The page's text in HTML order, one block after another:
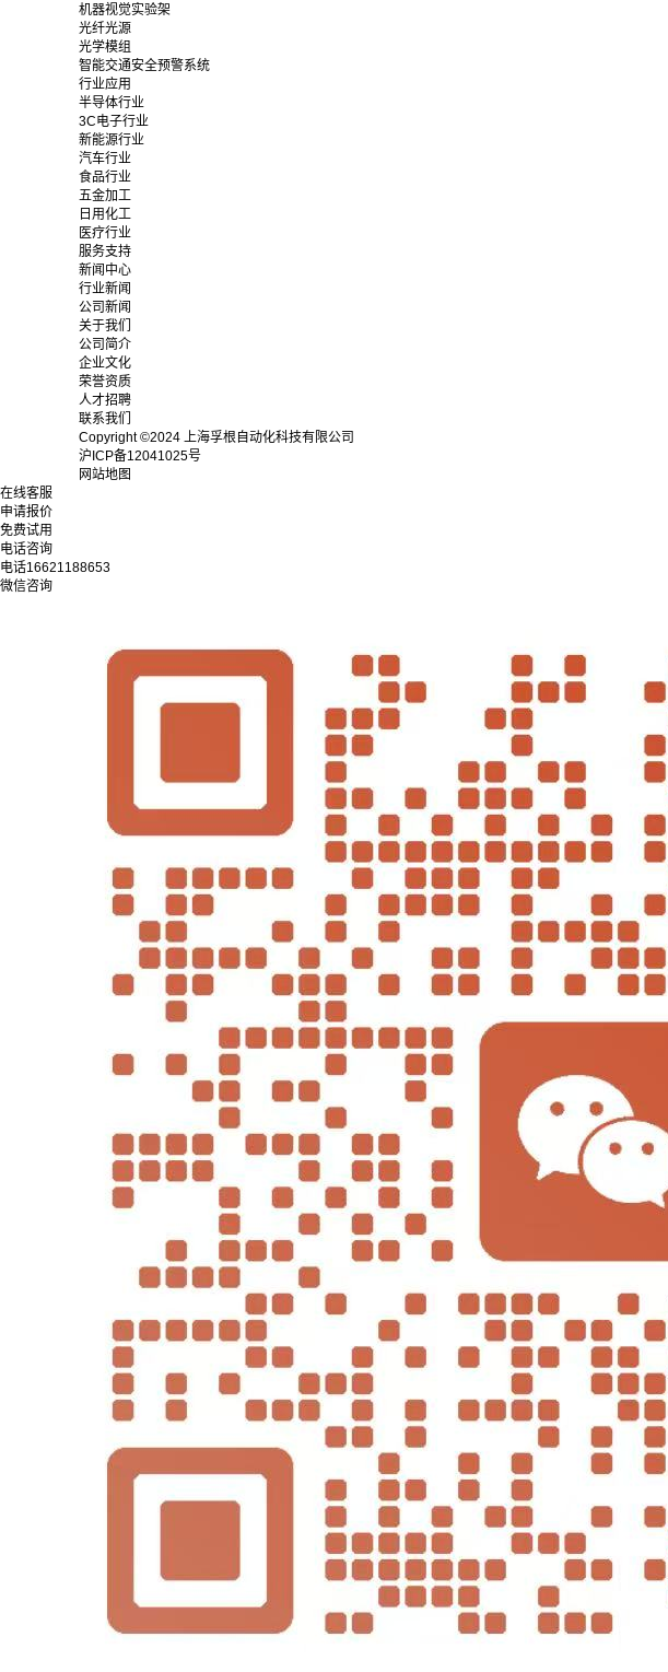
机器视觉实验架
光纤光源
光学模组
智能交通安全预警系统
行业应用
半导体行业
3C电子行业
新能源行业
汽车行业
食品行业
五金加工
日用化工
医疗行业
服务支持
新闻中心
行业新闻
公司新闻
关于我们
公司简介
企业文化
荣誉资质
人才招聘
联系我们
Copyright ©2024 上海孚根自动化科技有限公司
沪ICP备12041025号
网站地图
在线客服
申请报价
免费试用
电话咨询
电话16621188653
微信咨询